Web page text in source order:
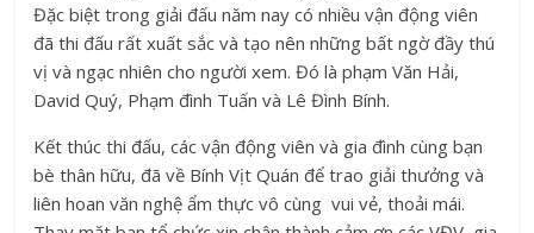
Đặc biệt trong giải đấu năm nay có nhiều vận động viên
đã thi đấu rất xuất sắc và tạo nên những bất ngờ đầy thú
vị và ngạc nhiên cho người xem. Đó là phạm Văn Hải,
David Quý, Phạm đình Tuấn và Lê Đình Bính.
Kết thúc thi đấu, các vận động viên và gia đình cùng bạn
bè thân hữu, đã về Bính Vịt Quán để trao giải thưởng và
liên hoan văn nghệ ẩm thực vô cùng vui vẻ, thoải mái.